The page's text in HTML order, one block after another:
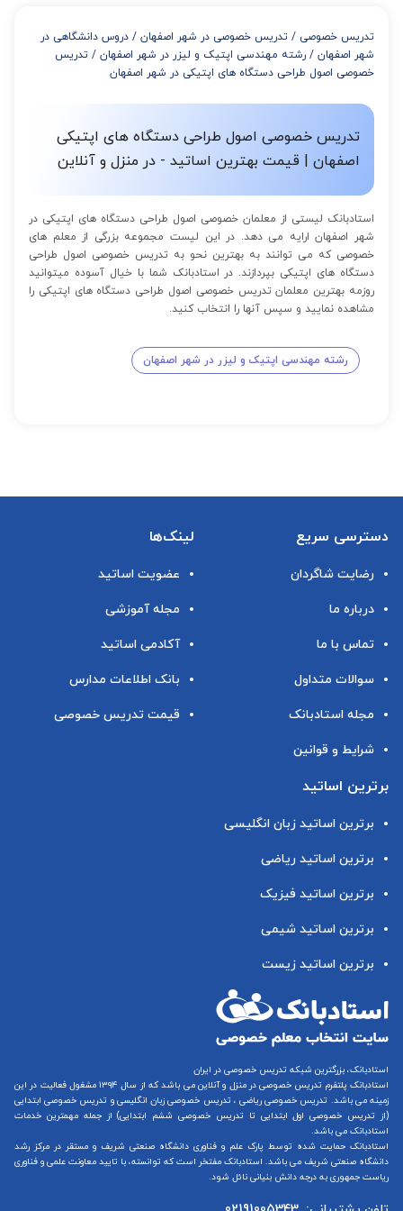
از 12 تا 15 جلسه: 7% تخفیف
از 16 تا 100 جلسه: 9% تخفیف
تدریس خصوصی / تدریس خصوصی در شهر اصفهان / دروس دانشگاهی در
شهر اصفهان / رشته مهندسی اپتیک و لیزر در شهر اصفهان / تدریس
خصوصی اصول طراحی دستگاه های اپتیکی در شهر اصفهان
تدریس خصوصی اصول طراحی دستگاه های اپتیکی
اصفهان | قیمت بهترین اساتید - در منزل و آنلاین
استادبانک لیستی از معلمان خصوصی اصول طراحی دستگاه های اپتیکی در
شهر اصفهان ارایه می دهد. در این لیست مجموعه بزرگی از معلم های
خصوصی که می توانند به بهترین نحو به تدریس خصوصی اصول طراحی
دستگاه های اپتیکی بپردازند. در استادبانک شما با خیال آسوده میتوانید
روزمه بهترین معلمان تدریس خصوصی اصول طراحی دستگاه های اپتیکی را
مشاهده نمایید و سپس آنها را انتخاب کنید.
رشته مهندسی اپتیک و لیزر در شهر اصفهان
دسترسی سریع
رضایت شاگردان
درباره ما
تماس با ما
سوالات متداول
مجله استادبانک
شرایط و قوانین
لینک‌ها
عضویت اساتید
مجله آموزشی
آکادمی اساتید
بانک اطلاعات مدارس
قیمت تدریس خصوصی
برترین اساتید
برترین اساتید زبان انگلیسی
برترین اساتید ریاضی
برترین اساتید فیزیک
برترین اساتید شیمی
برترین اساتید زیست
استادبانک، بزرگترین شبکه تدریس خصوصی در ایران
استادبانک پلتفرم تدریس خصوصی در منزل و آنلاین
می باشد که از سال ۱۳۹۴ مشغول فعالیت در این
زمینه می باشد. تدریس خصوصی ریاضی ، تدریس خصوصی زبان انگلیسیو تدریس خصوصی ابتدایی
(از تدریس خصوصی اول ابتدایی تا تدریس خصوصی ششم ابتدایی) از جمله مهمترین خدمات
استادبانک می باشد.
استادبانک حمایت شده توسط پارک علم و فناوری دانشگاه صنعتی شریف و مستقر در مرکز رشد
دانشگاه صنعتی شریف می باشد. استادبانک مفتخر است که توانسته، با تایید معاونت علمی و فناوری
ریاست جمهوری به درجه دانش بنیانی نائل شود.